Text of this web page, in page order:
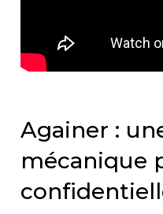
Againer :
mécanique